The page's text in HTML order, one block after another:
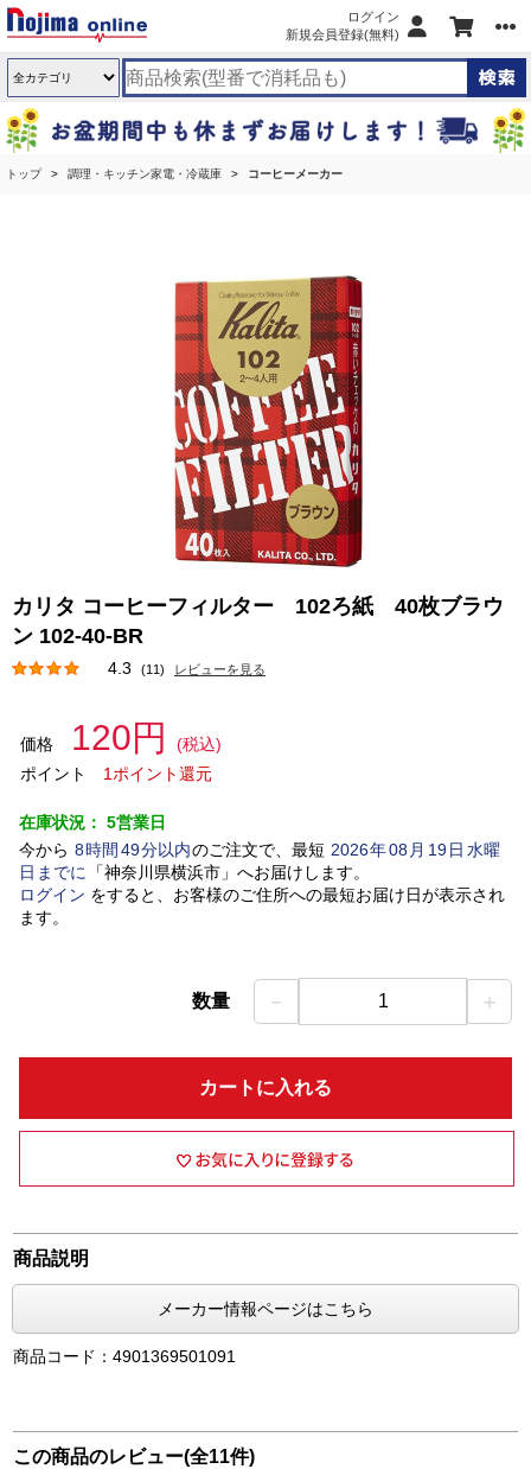
ログイン
新規会員登録(無料)
トップ 調理・キッチン家電・冷蔵庫 コーヒーメーカー
カリタ コーヒーフィルター 102ろ紙 40枚ブラウ
ン 102-40-BR
4.3 (11) レビューを見る
価格 120円
(税込)
ポイント
1ポイント還元
在庫状況： 5営業日
今から 8時間 49分以内のご注文で、最短 2026年08 月 19日水曜
日 までに 「神奈川県横浜市」 へお届けします。
ログイン をすると、お客様のご住所への最短お届け日が表示され
ます。
数量 － 1 ＋
カートに入れる
商品説明
メーカー情報ページはこちら
商品コード：4901369501091
この商品のレビュー(全11件)